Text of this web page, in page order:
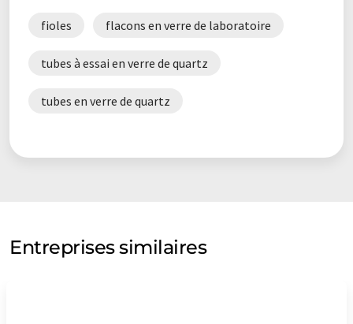
fioles flacons en verre de laboratoire
tubes à essai en verre de quartz
tubes en verre de quartz
Entreprises similaires